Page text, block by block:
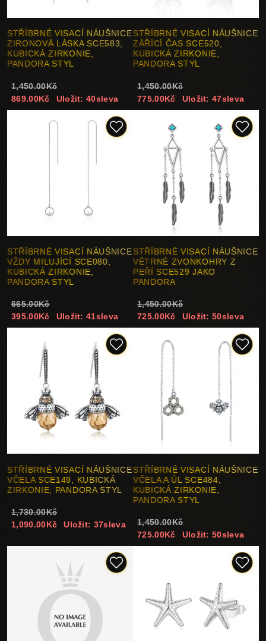
STŘÍBRNÉ VISACÍ NÁUŠNICE
ZIRONOVÁ LÁSKA SCE583,
KUBICKÁ ZIRKONIE,
PANDORA STYL
1,450.00Kč
869.00Kč
Uložit: 40sleva
STŘÍBRNÉ VISACÍ NÁUŠNICE
ZÁŘÍCÍ ČAS SCE520,
KUBICKÁ ZIRKONIE,
PANDORA STYL
1,450.00Kč
775.00Kč
Uložit: 47sleva
STŘÍBRNÉ VISACÍ NÁUŠNICE
VŽDY MILUJÍCÍ SCE080,
KUBICKÁ ZIRKONIE,
PANDORA STYL
665.00Kč
395.00Kč
Uložit: 41sleva
STŘÍBRNÉ VISACÍ NÁUŠNICE
VĚTRNÉ ZVONKOHRY Z
PEŘÍ SCE529 JAKO
PANDORA
1,450.00Kč
725.00Kč
Uložit: 50sleva
STŘÍBRNÉ VISACÍ NÁUŠNICE
VČELA SCE149, KUBICKÁ
ZIRKONIE, PANDORA STYL
1,730.00Kč
1,090.00Kč
Uložit: 37sleva
STŘÍBRNÉ VISACÍ NÁUŠNICE
VČELA A ÚL SCE484,
KUBICKÁ ZIRKONIE,
PANDORA STYL
1,450.00Kč
725.00Kč
Uložit: 50sleva